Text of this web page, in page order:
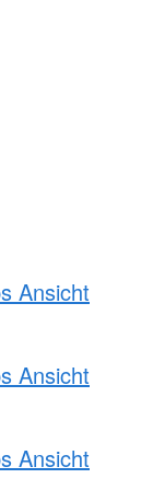
Ansicht
Ansicht
Ansicht